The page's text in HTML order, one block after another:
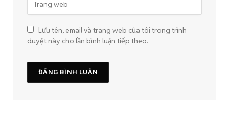
Lưu tên, email và trang web của tôi trong trình
duyệt này cho lần bình luận tiếp theo.